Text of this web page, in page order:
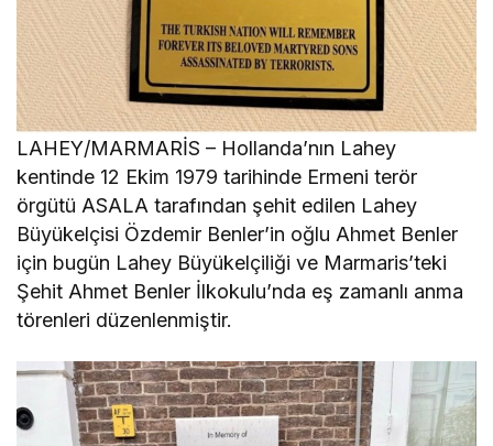
LAHEY/MARMARİS – Hollanda’nın Lahey
kentinde 12 Ekim 1979 tarihinde Ermeni terör
örgütü ASALA tarafından şehit edilen Lahey
Büyükelçisi Özdemir Benler’in oğlu Ahmet Benler
için bugün Lahey Büyükelçiliği ve Marmaris’teki
Şehit Ahmet Benler İlkokulu’nda eş zamanlı anma
törenleri düzenlenmiştir.